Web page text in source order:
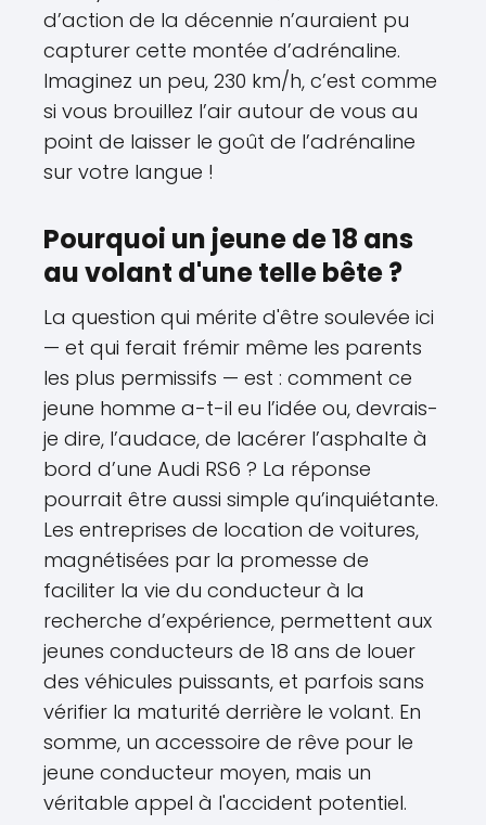
d’action de la décennie n’auraient pu
capturer cette montée d’adrénaline.
Imaginez un peu, 230 km/h, c’est comme
si vous brouillez l’air autour de vous au
point de laisser le goût de l’adrénaline
sur votre langue !
Pourquoi un jeune de 18 ans
au volant d'une telle bête ?
La question qui mérite d'être soulevée ici
— et qui ferait frémir même les parents
les plus permissifs — est : comment ce
jeune homme a-t-il eu l’idée ou, devrais-
je dire, l’audace, de lacérer l’asphalte à
bord d’une Audi RS6 ? La réponse
pourrait être aussi simple qu’inquiétante.
Les entreprises de location de voitures,
magnétisées par la promesse de
faciliter la vie du conducteur à la
recherche d’expérience, permettent aux
jeunes conducteurs de 18 ans de louer
des véhicules puissants, et parfois sans
vérifier la maturité derrière le volant. En
somme, un accessoire de rêve pour le
jeune conducteur moyen, mais un
véritable appel à l'accident potentiel.